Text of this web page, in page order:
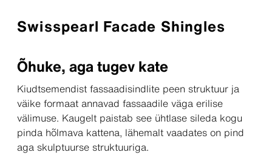
Swisspearl Facade Shingles
Õhuke, aga tugev kate
Kiudtsemendist fassaadisindlite peen struktuur ja
väike formaat annavad fassaadile väga erilise
välimuse. Kaugelt paistab see ühtlase sileda kogu
pinda hõlmava kattena, lähemalt vaadates on pind
aga skulptuurse struktuuriga.